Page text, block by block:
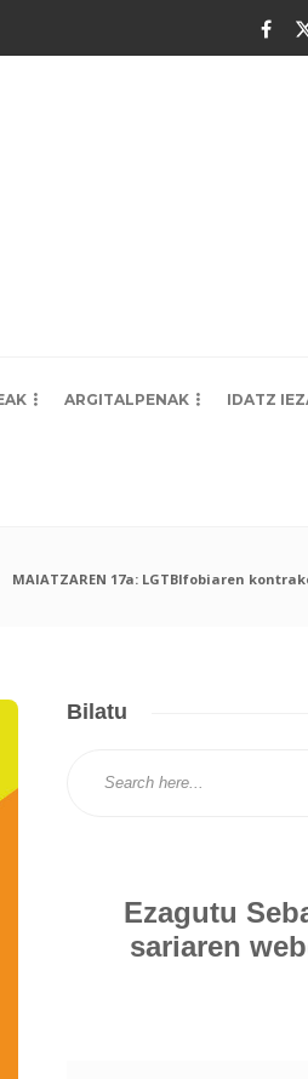
ARGITALPENAK IDATZ
MAIATZAREN 17a: LGTBIfobiaren
Bilatu
Ezagutu
sariaren